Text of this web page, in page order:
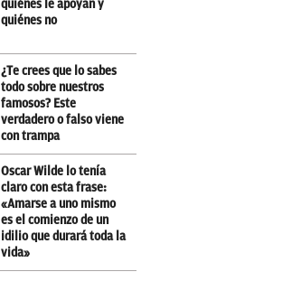
quiénes le apoyan y
quiénes no
¿Te crees que lo sabes
todo sobre nuestros
famosos? Este
verdadero o falso viene
con trampa
Oscar Wilde lo tenía
claro con esta frase:
«Amarse a uno mismo
es el comienzo de un
idilio que durará toda la
vida»